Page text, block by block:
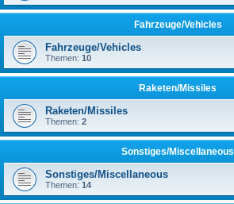
Fahrzeuge/Vehicles
Fahrzeuge/Vehicles
Themen: 10
Raketen/Missiles
Raketen/Missiles
Themen: 2
Sonstiges/Miscellaneous
Sonstiges/Miscellaneous
Themen: 14